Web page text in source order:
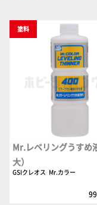
塗料
Mr.レベリングうすめ
大）
GSIクレオス Mr.カラー